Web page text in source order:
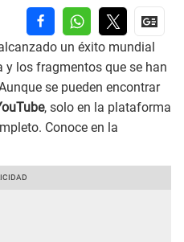
un éxito mundial
los fragmentos que se han
se pueden encontrar
, solo en la plataforma
Conoce en la